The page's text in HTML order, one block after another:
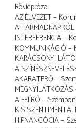
Rövidpróza:
AZ ÉLVEZET –
A
INTERFERENCIA –
KOMMUNIKÁCIÓ –
KARÁCSONYI
A
AKARATERŐ –
A FEJÍRÓ –
KIS
HIPNANGÓGIA –